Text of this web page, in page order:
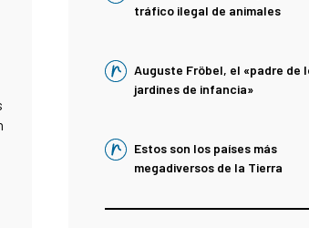
tráfico ilegal de animales
Auguste Fröbel, el «padre de
jardines de infancia»
Estos son los países más
megadiversos de la Tierra